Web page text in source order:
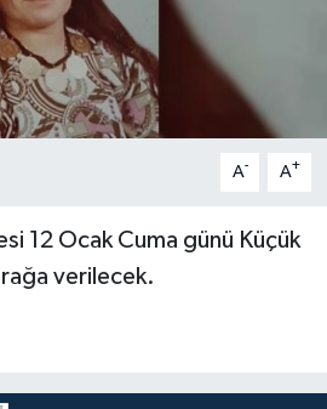
A- A+
12 Ocak Cuma günü Küçük
verilecek.